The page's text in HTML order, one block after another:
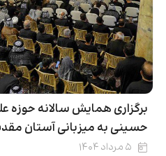
برگزاری همایش سالانه حوزه
حسینی به میزبانی آستان
۵ مرداد ۱۴۰۴